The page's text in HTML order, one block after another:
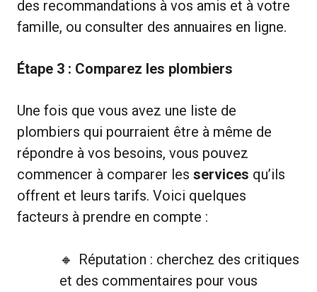
des recommandations à vos amis et à votre
famille, ou consulter des annuaires en ligne.
Étape 3 : Comparez les plombiers
Une fois que vous avez une liste de
plombiers qui pourraient être à même de
répondre à vos besoins, vous pouvez
commencer à comparer les services qu’ils
offrent et leurs tarifs. Voici quelques
facteurs à prendre en compte :
Réputation : cherchez des critiques
et des commentaires pour vous